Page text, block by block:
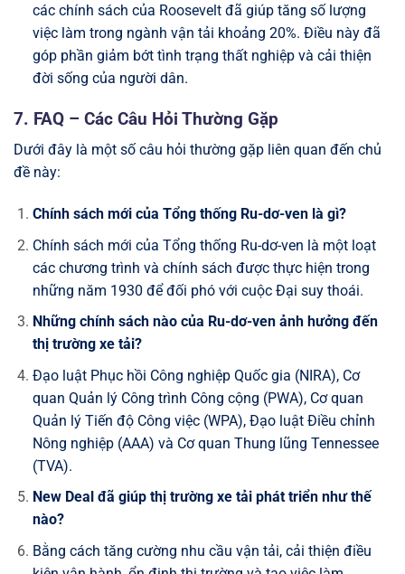
các chính sách của Roosevelt đã giúp tăng số lượng
việc làm trong ngành vận tải khoảng 20%. Điều này đã
góp phần giảm bớt tình trạng thất nghiệp và cải thiện
đời sống của người dân.
7. FAQ – Các Câu Hỏi Thường Gặp
Dưới đây là một số câu hỏi thường gặp liên quan đến chủ
đề này:
Chính sách mới của Tổng thống Ru-dơ-ven là gì?
Chính sách mới của Tổng thống Ru-dơ-ven là một loạt
các chương trình và chính sách được thực hiện trong
những năm 1930 để đối phó với cuộc Đại suy thoái.
Những chính sách nào của Ru-dơ-ven ảnh hưởng đến
thị trường xe tải?
Đạo luật Phục hồi Công nghiệp Quốc gia (NIRA), Cơ
quan Quản lý Công trình Công cộng (PWA), Cơ quan
Quản lý Tiến độ Công việc (WPA), Đạo luật Điều chỉnh
Nông nghiệp (AAA) và Cơ quan Thung lũng Tennessee
(TVA).
New Deal đã giúp thị trường xe tải phát triển như thế
nào?
Bằng cách tăng cường nhu cầu vận tải, cải thiện điều